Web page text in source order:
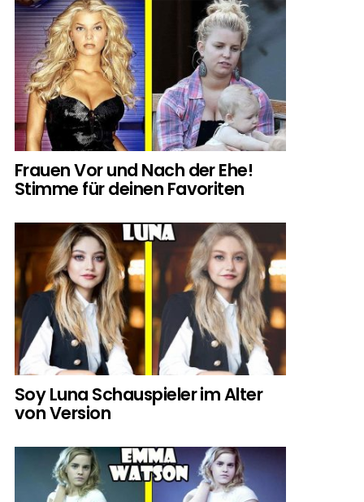
Frauen Vor und Nach der Ehe!
Stimme für deinen Favoriten
Soy Luna Schauspieler im Alter
von Version